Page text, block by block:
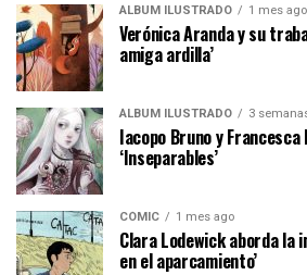
ÁLBUM ILUSTRADO 1 mes ago
Verónica Aranda y su
amiga ardilla’
ÁLBUM ILUSTRADO 3
Iacopo Bruno y
‘Inseparables’
CÓMIC 1 mes ago
Clara Lodewick aborda la
en el aparcamiento’